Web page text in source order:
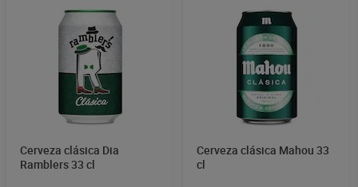
Cerveza clásica Dia
Ramblers 33 cl
Cerveza clásica Mahou 33
cl